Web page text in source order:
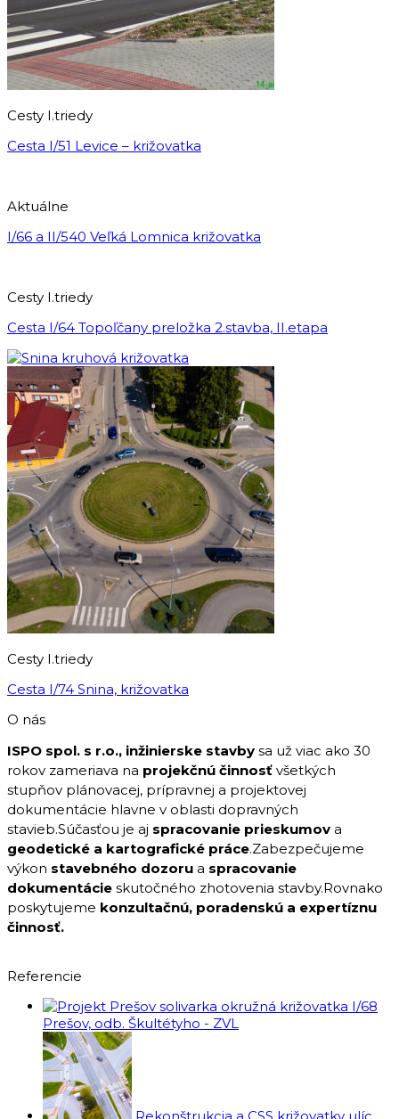
Cesty I.triedy
Cesta I/51 Levice – križovatka
Aktuálne
I/66 a II/540 Veľká Lomnica križovatka
Cesty I.triedy
Cesta I/64 Topoľčany preložka 2.stavba, II.etapa
Cesty I.triedy
Cesta I/74 Snina, križovatka
O nás
ISPO spol. s r.o., inžinierske stavby sa už viac ako 30
rokov zameriava na projekčnú činnosť všetkých
stupňov plánovacej, prípravnej a projektovej
dokumentácie hlavne v oblasti dopravných
stavieb.Súčasťou je aj spracovanie prieskumov a
geodetické a kartografické práce.Zabezpečujeme
výkon stavebného dozoru a spracovanie
dokumentácie skutočného zhotovenia stavby.Rovnako
poskytujeme konzultačnú, poradenskú a expertíznu
činnosť.
Referencie
I/68
Prešov, odb. Škultétyho - ZVL